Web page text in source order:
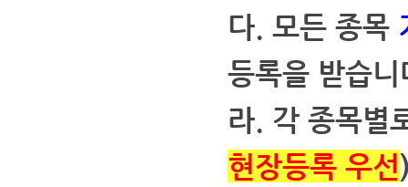
다. 모든 종목
등록을 받습니
라. 각 종목별
현장등록 우선